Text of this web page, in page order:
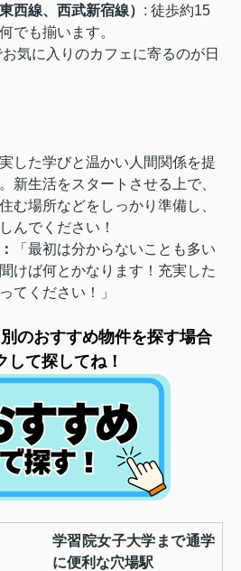
西線、西武新宿線） : 徒歩約15
でも揃います。
気に入りのカフェに寄るのが日
した学びと温かい人間関係を提
新生活をスタートさせる上で、
む場所などをしっかり準備し、
んでください！
「最初は分からないことも多い
けば何とかなります！充実した
てください！」
のおすすめ物件を探す場合
して探してね！
学習院女子大学まで通学
に便利な穴場駅